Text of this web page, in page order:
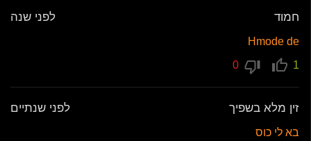
חמוד לפני שנה
Hmode de
1
זין מלא בשפיך לפני שנתיים
בא לי כוס